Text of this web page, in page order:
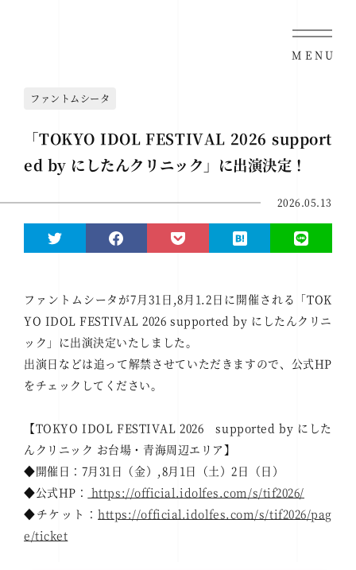
MENU
ファントムシータ
「TOKYO IDOL FESTIVAL 2026 support
ed by にしたんクリニック」に出演決定！
2026.05.13
ファントムシータが7月31日,8月1.2日に開催される「TOK
YO IDOL FESTIVAL 2026 supported by にしたんクリニ
ック」に出演決定いたしました。
出演日などは追って解禁させていただきますので、公式HP
をチェックしてください。
【TOKYO IDOL FESTIVAL 2026 supported by にした
んクリニック お台場・青海周辺エリア】
◆開催日：7月31日（金）,8月1日（土）2日（日）
◆公式HP： https://official.idolfes.com/s/tif2026/
◆チケット：https://official.idolfes.com/s/tif2026/pag
e/ticket